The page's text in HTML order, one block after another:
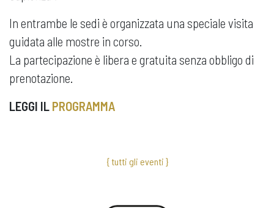
In entrambe le sedi è organizzata una speciale visita
guidata alle mostre in corso.
La partecipazione è libera e gratuita senza obbligo di
prenotazione.
LEGGI IL PROGRAMMA
{ tutti gli eventi }